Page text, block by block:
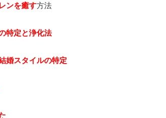
ンを癒す方法
特定と浄化法
婚スタイルの特定